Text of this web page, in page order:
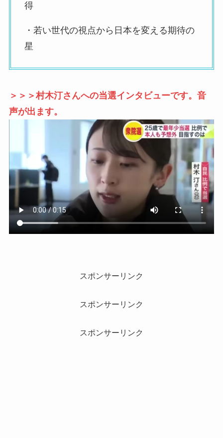
得
・若い世代の視点から日本を変える期待の
星
＞＞＞村木汀さんへの当選インタビューです。音
声が出ます。
スポンサーリンク
スポンサーリンク
スポンサーリンク